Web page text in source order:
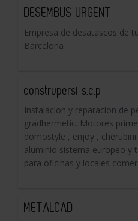
DESEMBUS URGENT
Empresa de desatascos de
Barcelona
construpersi s.c.p
Instalacion y reparacion de
gradhermetic. Motores
domostyle , enjoy ,
aluminio sistema europeo y
para oficinas y locales
METALCAD